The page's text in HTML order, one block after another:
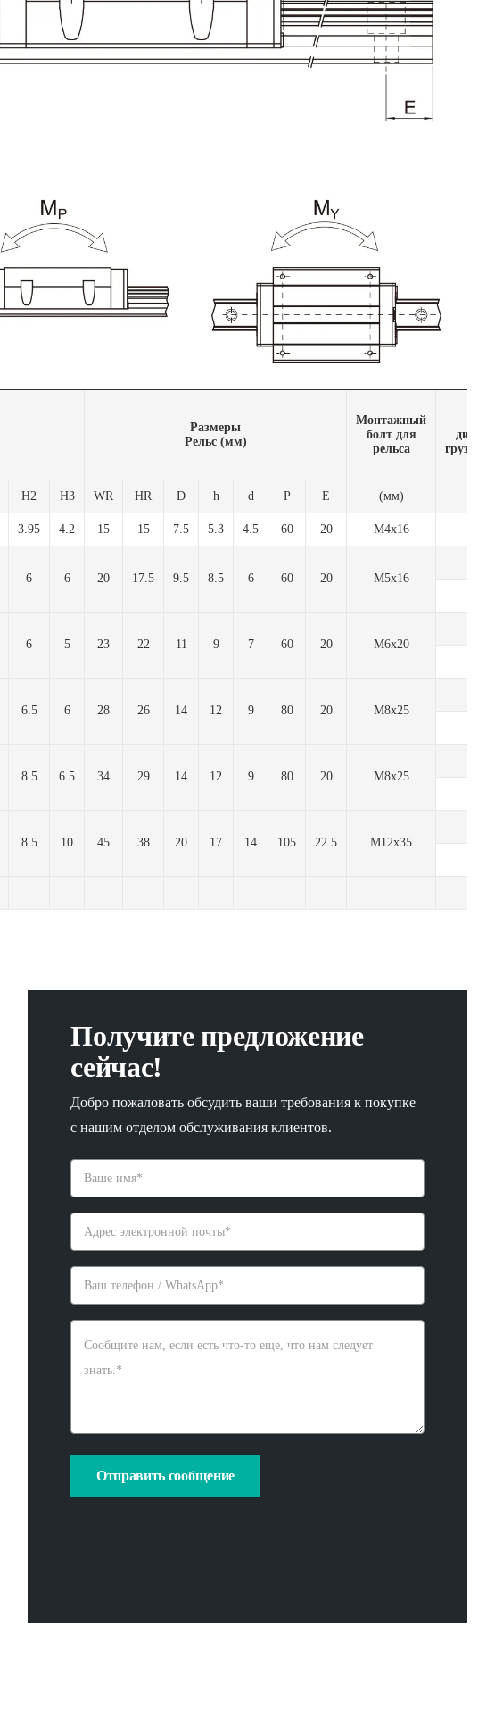
Размеры
Рельс (мм)
Монтажный
болт для
рельса
Н2 Н3 WR HR D h d P E (мм)
3.95 4.2 15 15 7.5 5.3 4.5 60 20 M4x16
6 6 20 17.5 9.5 8.5 6 60 20 М5х16
6 5 23 22 11 9 7 60 20 М6х20
6.5 6 28 26 14 12 9 80 20 М8х25
8.5 6.5 34 29 14 12 9 80 20 М8х25
8.5 10 45 38 20 17 14 105 22.5 M12x35
Получите предложение
сейчас!
Добро пожаловать обсудить ваши требования к покупке
с нашим отделом обслуживания клиентов.